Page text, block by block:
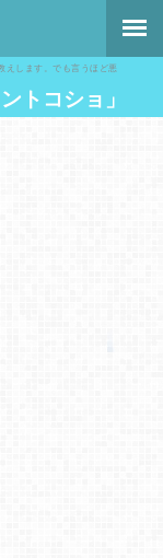
えします。でも言うほど悪
トコショ」